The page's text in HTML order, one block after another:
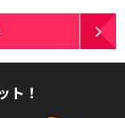
ト！